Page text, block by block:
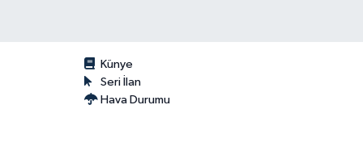
Künye
Seri İlan
Hava Durumu